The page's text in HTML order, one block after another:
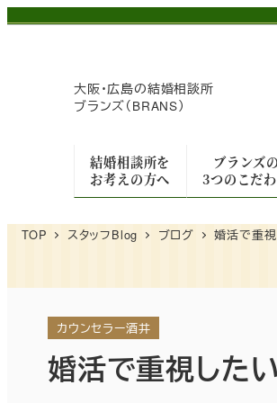
メ
へ
大阪・広島の結婚相談所
ブランズ（BRANS）
結婚相談所を
お考えの方へ
ブランズの
3つのこだ
TOP スタッフBlog ブログ 婚活で重
カウンセラー酒井
婚活で重視した